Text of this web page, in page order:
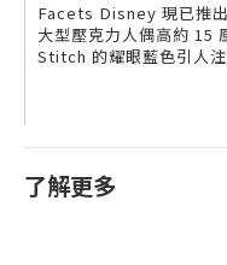
Facets Disney 現已推
大型壓克力人偶高約 15
Stitch 的耀眼藍色引人
了解更多